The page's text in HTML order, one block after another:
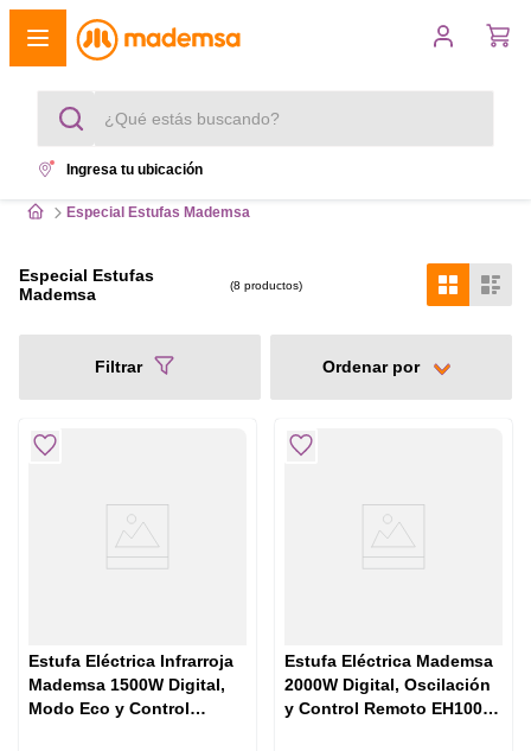
¿Qué estás buscando?
2.
4. secadora
Ingresa tu ubicación
Especial Estufas Mademsa
Especial Estufas
Mademsa
8 productos
Filtrar
Estufa Eléctrica Infrarroja
Mademsa 1500W Digital,
Modo Eco y Control
Estufa Eléctrica Mademsa
2000W Digital, Oscilación
y Control Remoto EH100